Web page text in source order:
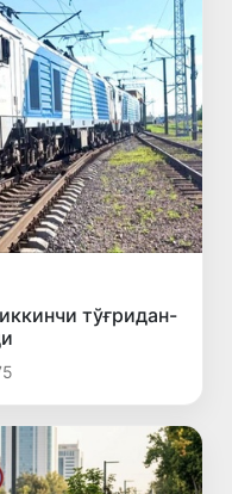
тўғридан-